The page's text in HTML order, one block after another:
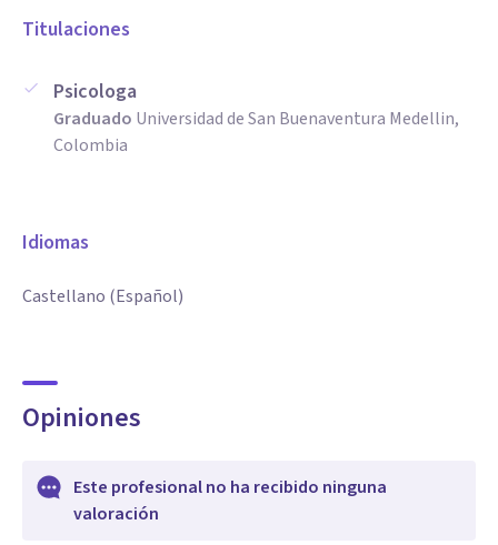
Titulaciones
Psicologa
Graduado Universidad de San Buenaventura Medellin,
Colombia
Idiomas
Castellano (Español)
Opiniones
Este profesional no ha recibido ninguna
valoración